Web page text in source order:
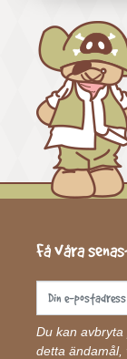
Få våra
Du kan
detta ändamål,